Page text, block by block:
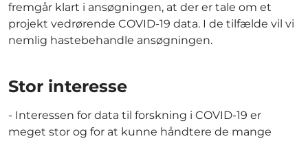
fremgår klart i ansøgningen, at der er tale om et
projekt vedrørende COVID-19 data. I de tilfælde vil vi
nemlig hastebehandle ansøgningen.
Stor interesse
- Interessen for data til forskning i COVID-19 er
meget stor og for at kunne håndtere de mange